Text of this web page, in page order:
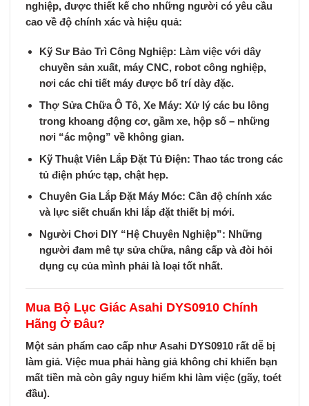
nghiệp, được thiết kế cho những người có yêu cầu
cao về độ chính xác và hiệu quả:
Kỹ Sư Bảo Trì Công Nghiệp: Làm việc với dây
chuyền sản xuất, máy CNC, robot công nghiệp,
nơi các chi tiết máy được bố trí dày đặc.
Thợ Sửa Chữa Ô Tô, Xe Máy: Xử lý các bu lông
trong khoang động cơ, gầm xe, hộp số – những
nơi “ác mộng” về không gian.
Kỹ Thuật Viên Lắp Đặt Tủ Điện: Thao tác trong các
tủ điện phức tạp, chật hẹp.
Chuyên Gia Lắp Đặt Máy Móc: Cần độ chính xác
và lực siết chuẩn khi lắp đặt thiết bị mới.
Người Chơi DIY “Hệ Chuyên Nghiệp”: Những
người đam mê tự sửa chữa, nâng cấp và đòi hỏi
dụng cụ của mình phải là loại tốt nhất.
Mua Bộ Lục Giác Asahi DYS0910 Chính
Hãng Ở Đâu?
Một sản phẩm cao cấp nhưAsahi DYS0910 rất dễ bị
làm giả. Việc mua phải hàng giả không chỉ khiến bạn
mất tiền mà còn gây nguy hiểm khi làm việc (gãy, toét
đầu).